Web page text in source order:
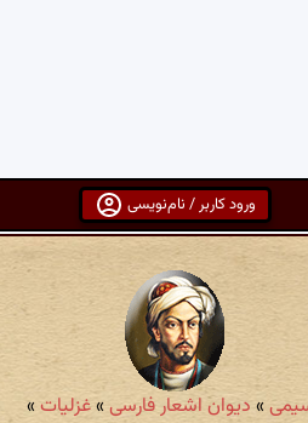
ورود کاربر / نام‌نویسی
» دیوان اشعار فارسی»غزلیات»